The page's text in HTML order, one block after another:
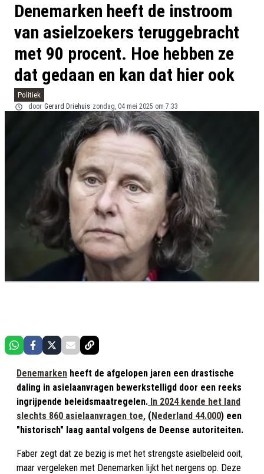
Denemarken heeft de instroom
van asielzoekers teruggebracht
met 90 procent. Hoe hebben ze
dat gedaan en kan dat hier ook
Politiek
door Gerard Driehuis zondag, 04 mei 2025 om 7:33
Denemarken heeft de afgelopen jaren een drastische
daling in asielaanvragen bewerkstelligd door een reeks
ingrijpende beleidsmaatregelen. In 2024 kende het land
slechts 860 asielaanvragen toe, (Nederland 44.000) een
"historisch" laag aantal volgens de Deense autoriteiten.
Faber zegt dat ze bezig is met het strengste asielbeleid ooit,
maar vergeleken met Denemarken lijkt het nergens op. Deze